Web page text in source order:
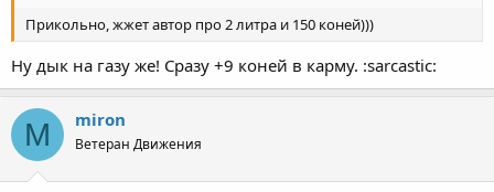
Прикольно, жжет автор про 2 литра и 150 коней)))
Ну дык на газу же! Сразу +9 коней в карму. :sarcastic:
M miron
Ветеран Движения